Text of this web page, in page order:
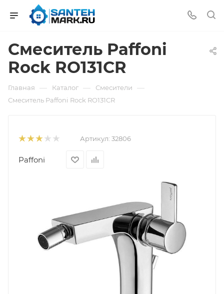
Смеситель Paffoni
Rock RO131CR
Главная — Каталог — Смесители —
Смеситель Paffoni Rock RO131CR
Артикул: 32806
Paffoni